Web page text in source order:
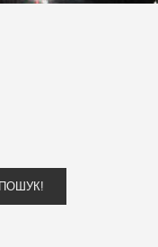
ПОШУК!